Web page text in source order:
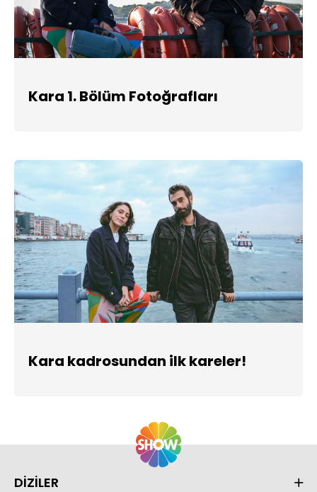
Kara 1. Bölüm Fotoğrafları
Kara kadrosundan ilk kareler!
DİZİLER